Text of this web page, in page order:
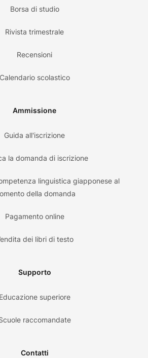
Borsa di studio
Rivista trimestrale
Recensioni
Calendario scolastico
Ammissione
Guida all'iscrizione
la domanda di iscrizione
linguistica giapponese al
della domanda
Pagamento online
dei libri di testo
Supporto
Educazione superiore
raccomandate
Contatti